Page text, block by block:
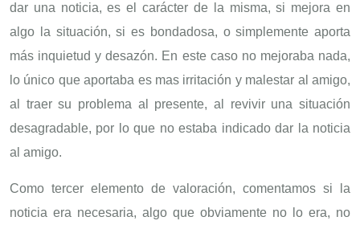
dar una noticia, es el carácter de la misma, si mejora en
algo la situación, si es bondadosa, o simplemente aporta
más inquietud y desazón. En este caso no mejoraba nada,
lo único que aportaba es mas irritación y malestar al amigo,
al traer su problema al presente, al revivir una situación
desagradable, por lo que no estaba indicado dar la noticia
al amigo.
Como tercer elemento de valoración, comentamos si la
noticia era necesaria, algo que obviamente no lo era, no